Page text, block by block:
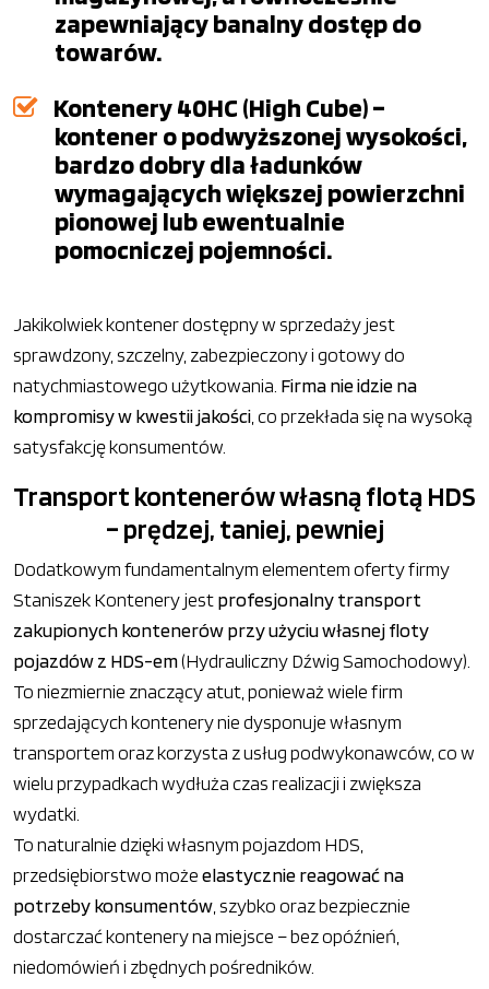
zapewniający banalny dostęp do
towarów.
Kontenery 40HC (High Cube) –
kontener o podwyższonej wysokości,
bardzo dobry dla ładunków
wymagających większej powierzchni
pionowej lub ewentualnie
pomocniczej pojemności.
Jakikolwiek kontener dostępny w sprzedaży jest
sprawdzony, szczelny, zabezpieczony i gotowy do
natychmiastowego użytkowania. Firma nie idzie na
kompromisy w kwestii jakości , co przekłada się na wysoką
satysfakcję konsumentów.
Transport kontenerów własną flotą HDS
– prędzej, taniej, pewniej
Dodatkowym fundamentalnym elementem oferty firmy
Staniszek Kontenery jestprofesjonalny transport
zakupionych kontenerów przy użyciu własnej floty
pojazdów z HDS-em(Hydrauliczny Dźwig Samochodowy).
To niezmiernie znaczący atut, ponieważ wiele firm
sprzedających kontenery nie dysponuje własnym
transportem oraz korzysta z usług podwykonawców, co w
wielu przypadkach wydłuża czas realizacji i zwiększa
wydatki.
To naturalnie dzięki własnym pojazdom HDS,
przedsiębiorstwo możeelastycznie reagować na
potrzeby konsumentów , szybko oraz bezpiecznie
dostarczać kontenery na miejsce – bez opóźnień,
niedomówień i zbędnych pośredników.